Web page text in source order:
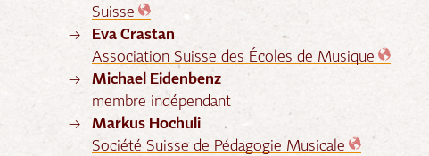
Suisse
Eva Crastan
Association Suisse des Écoles de Musique
Michael Eidenbenz
membre indépendant
Markus Hochuli
Société Suisse de Pédagogie Musicale